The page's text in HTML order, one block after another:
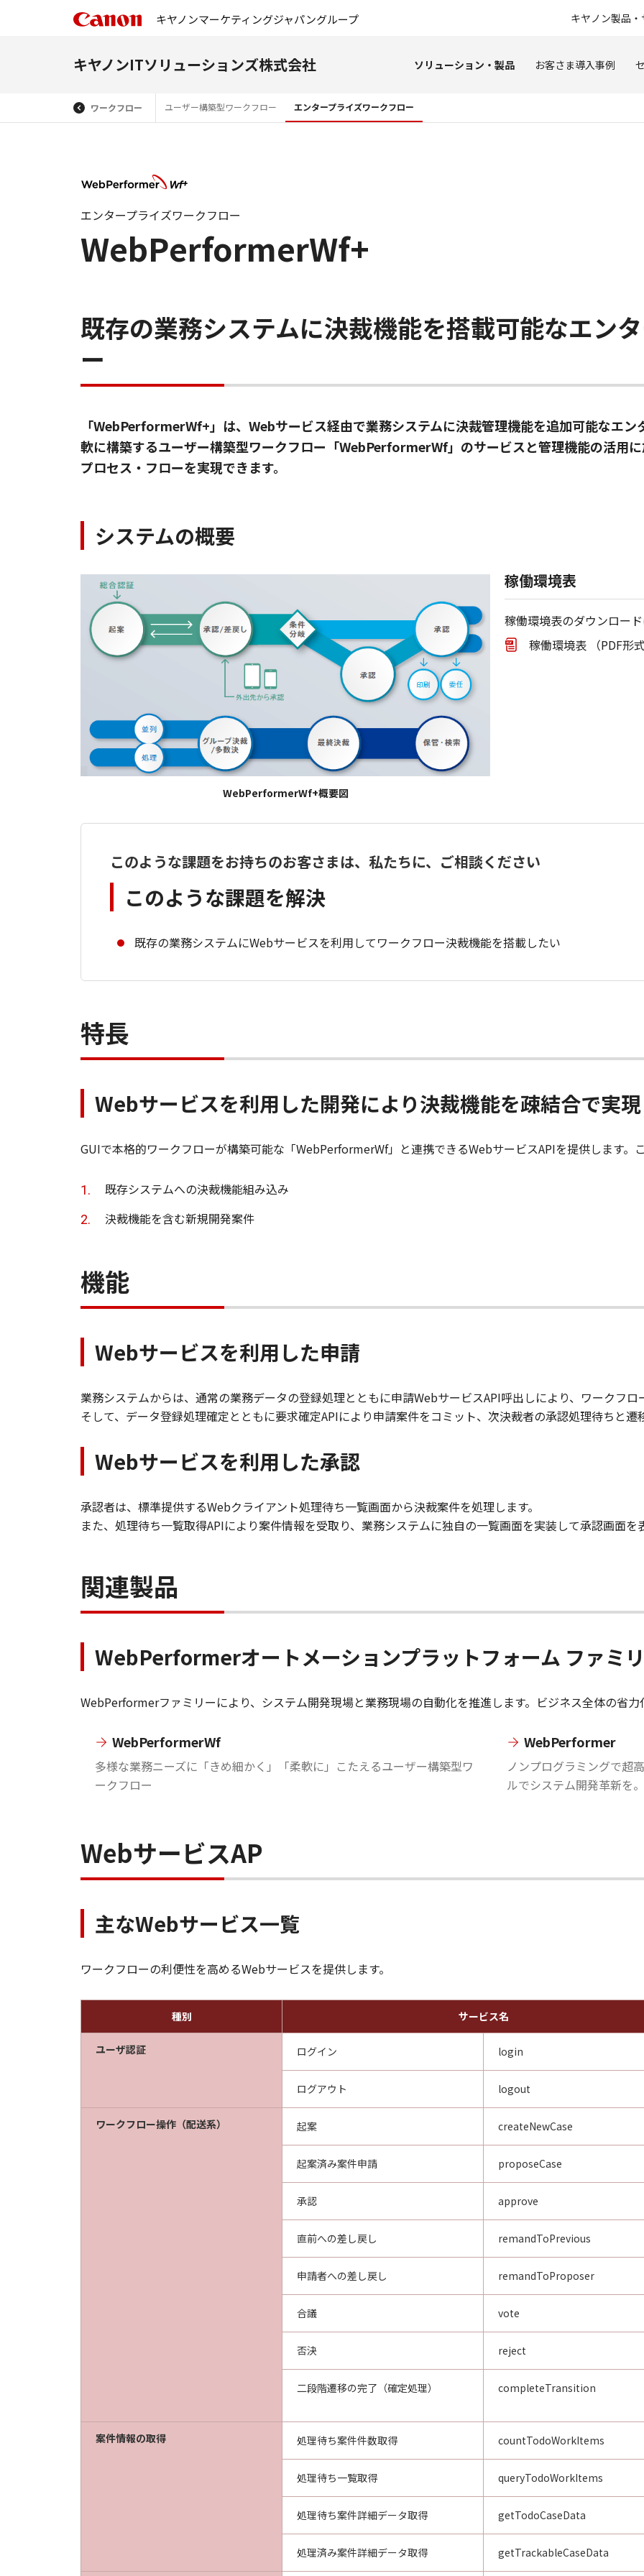
キヤノンマーケティングジャパングループ キヤノン製品
キヤノンITソリューションズ株式会社 ソリューション・製品 お客さま導入事例
ワークフロー ユーザー構築型ワークフロー エンタープライズワークフロー
WebPerformerWf+
エンタープライズワークフロー
既存の業務システムに決裁機能を搭載可能なエン
ー
「WebPerformerWf+」は、Webサービス経由で業務システムに決裁管理機能を追加可能なエン
軟に構築するユーザー構築型ワークフロー「WebPerformerWf」のサービスと管理機能の活用
プロセス・フローを実現できます。
システムの概要
WebPerformerWf+概要図
稼働環境表
稼働環境表のダウンロー
稼働環境表 （PDF形
このような課題をお持ちのお客さまは、私たちに、ご相談ください
このような課題を解決
既存の業務システムにWebサービスを利用してワークフロー決裁機能を搭載したい
特長
Webサービスを利用した開発により決裁機能を疎結合で実現
GUIで本格的ワークフローが構築可能な「WebPerformerWf」と連携できるWebサービスAPIを提供します。
既存システムへの決裁機能組み込み
決裁機能を含む新規開発案件
機能
Webサービスを利用した申請
業務システムからは、通常の業務データの登録処理とともに申請WebサービスAPI呼出しにより、ワークフロ
そして、データ登録処理確定とともに要求確定APIにより申請案件をコミット、次決裁者の承認処理待ちと遷
Webサービスを利用した承認
承認者は、標準提供するWebクライアント処理待ち一覧画面から決裁案件を処理します。
また、処理待ち一覧取得APIにより案件情報を受取り、業務システムに独自の一覧画面を実装して承認画面を
関連製品
WebPerformerオートメーションプラットフォーム ファミ
WebPerformerファミリーにより、システム開発現場と業務現場の自動化を推進します。ビジネス全体の省力
WebPerformerWf
多様な業務ニーズに「きめ細かく」「柔軟に」こたえるユーザー構築型ワ
ークフロー
WebPerformer
ノンプログラミングで超
ルでシステム開発革新を。
WebサービスAP
主なWebサービス一覧
ワークフローの利便性を高めるWebサービスを提供します。
種別 サービス名
ユーザ認証 ログイン login
ログアウト logout
ワークフロー操作（配送系） 起案 createNewCase
起案済み案件申請 proposeCase
承認 approve
直前への差し戻し remandToPrevious
申請者への差し戻し remandToProposer
合議 vote
否決 reject
二段階遷移の完了（確定処理） completeTransition
案件情報の取得 処理待ち案件件数取得 countTodoWorkItems
処理待ち一覧取得 queryTodoWorkItems
処理待ち案件詳細データ取得 getTodoCaseData
処理済み案件詳細データ取得 getTrackableCaseData